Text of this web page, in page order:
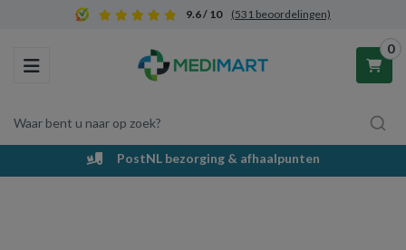
9.6 / 10 (531 beoordelingen)
Toggle navigation
Waar bent u naar op zoek?
0
Winkelwagen
PostNL bezorging & afhaalpunten